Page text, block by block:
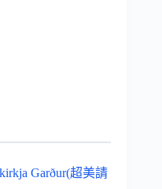
Garður(超美請